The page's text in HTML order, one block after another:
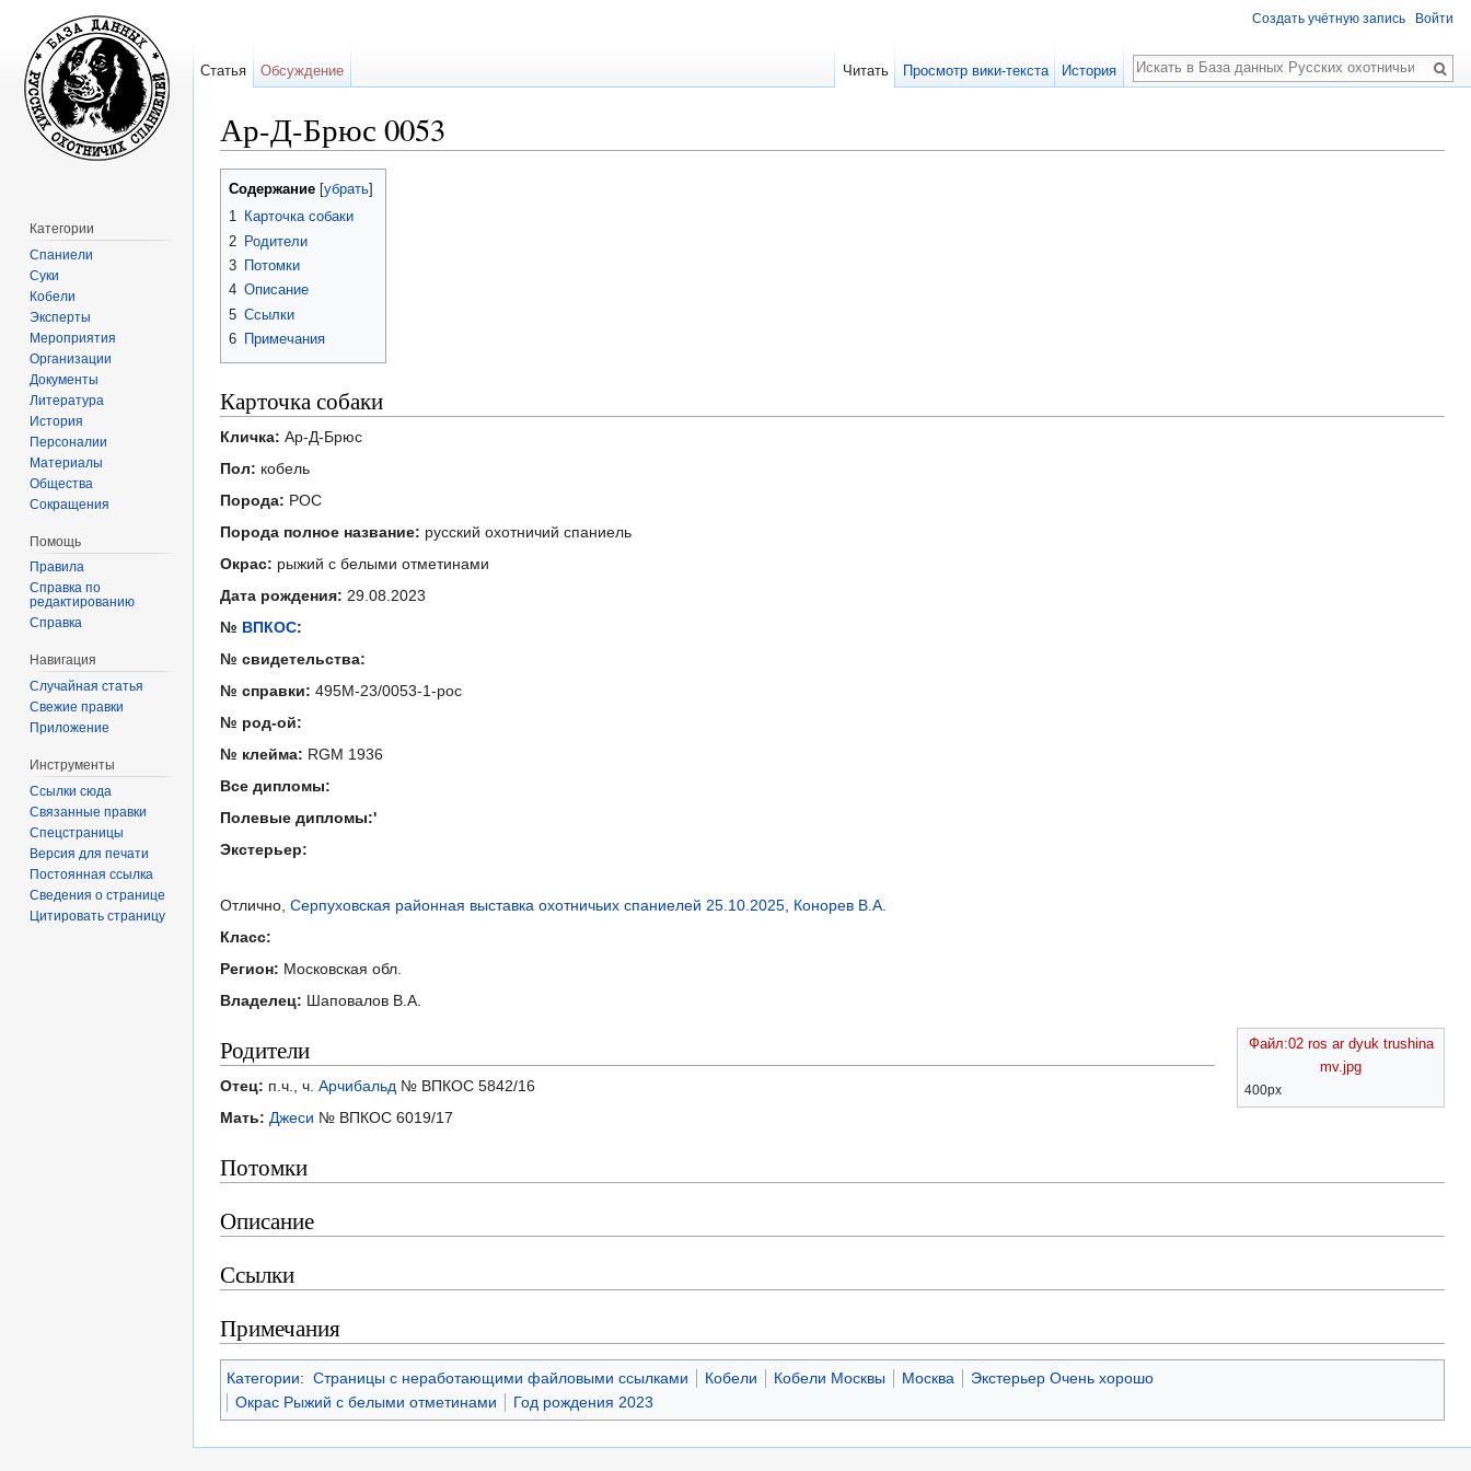
Ар-Д-Брюс 0053
Содержание убрать
1 Карточка собаки
2 Родители
3 Потомки
4 Описание
5 Ссылки
6 Примечания
Карточка собаки
Кличка: Ар-Д-Брюс
Пол: кобель
Порода: РОС
Порода полное название: русский охотничий спаниель
Окрас: рыжий с белыми отметинами
Дата рождения: 29.08.2023
№ ВПКОС:
№ свидетельства:
№ справки: 495М-23/0053-1-рос
№ род-ой:
№ клейма: RGM 1936
Все дипломы:
Полевые дипломы:'
Экстерьер:
Отлично, Серпуховская районная выставка охотничьих спаниелей 25.10.2025, Конорев В.А.
Класс:
Регион: Московская обл.
Владелец: Шаповалов В.А.
Файл:02 ros ar dyuk trushina
mv.jpg
400px
Родители
Отец: п.ч., ч. Арчибальд № ВПКОС 5842/16
Мать: Джеси № ВПКОС 6019/17
Потомки
Описание
Ссылки
Примечания
Категории: Страницы с неработающими файловыми ссылками Кобели Кобели Москвы Москва
Экстерьер Очень хорошо
Окрас Рыжий с белыми отметинами
Год рождения 2023
Создать учётную запись Войти
Статья Обсуждение Читать Просмотр вики-текста История
Поиск
Категории
Спаниели
Суки
Кобели
Эксперты
Мероприятия
Организации
Документы
Литература
История
Персоналии
Материалы
Общества
Сокращения
Помощь
Правила
Справка по
редактированию
Справка
Навигация
Случайная статья
Свежие правки
Приложение
Инструменты
Ссылки сюда
Связанные правки
Спецстраницы
Версия для печати
Постоянная ссылка
Сведения о странице
Цитировать страницу